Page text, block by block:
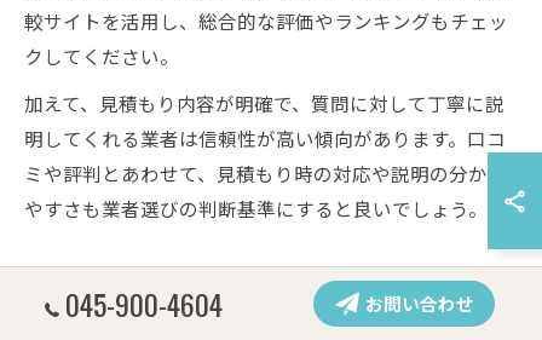
較サイトを活用し、総合的な評価やランキングもチェッ
クしてください。
加えて、見積もり内容が明確で、質問に対して丁寧に説
明してくれる業者は信頼性が高い傾向があります。口コ
ミや評判とあわせて、見積もり時の対応や説明の分かり
やすさも業者選びの判断基準にすると良いでしょう。
優良業者の特徴と選定基準を知る
優良な不用品回収業者や残置物回収業者を見極めるため
045-900-4604 お問い合わせ